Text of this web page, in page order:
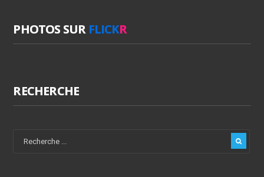
PHOTOS SUR FLICKR
RECHERCHE